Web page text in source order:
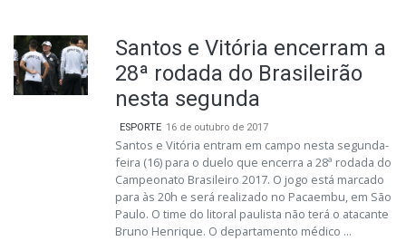
Santos e Vitória encerram a
28ª rodada do Brasileirão
nesta segunda
ESPORTE 16 de outubro de 2017
Santos e Vitória entram em campo nesta segunda-
feira (16) para o duelo que encerra a 28ª rodada do
Campeonato Brasileiro 2017. O jogo está marcado
para às 20h e será realizado no Pacaembu, em São
Paulo. O time do litoral paulista não terá o atacante
Bruno Henrique. O departamento médico ...